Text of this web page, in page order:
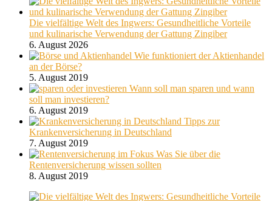
Die vielfältige Welt des Ingwers: Gesundheitliche Vorteile
und kulinarische Verwendung der Gattung Zingiber
6. August 2026
Wie funktioniert der Aktienhandel
an der Börse?
5. August 2019
Wann soll man sparen und wann
soll man investieren?
6. August 2019
Tipps zur
Krankenversicherung in Deutschland
7. August 2019
Was Sie über die
Rentenversicherung wissen sollten
8. August 2019